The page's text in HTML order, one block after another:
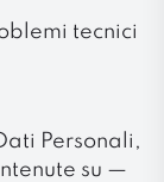
tecnici
Personali,
su —